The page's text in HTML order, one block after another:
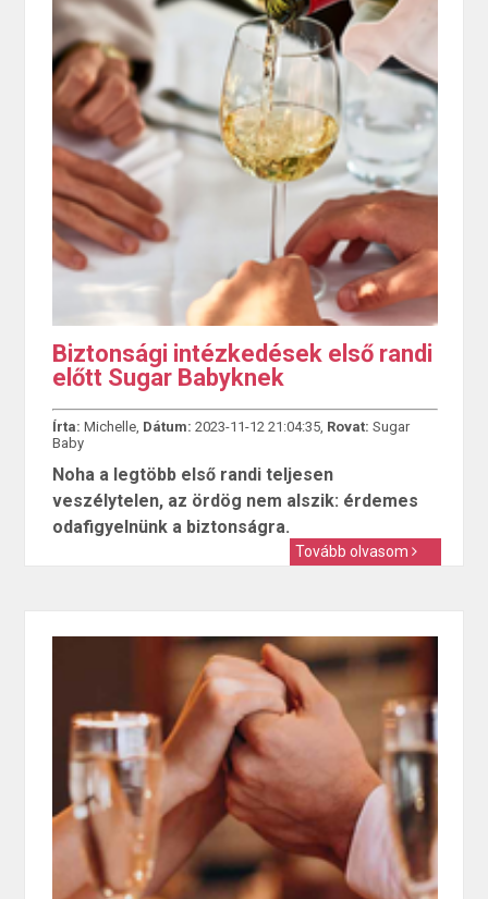
Biztonsági intézkedések első randi
előtt Sugar Babyknek
Írta: Michelle, Dátum: 2023-11-12 21:04:35, Rovat: Sugar
Baby
Noha a legtöbb első randi teljesen
veszélytelen, az ördög nem alszik: érdemes
odafigyelnünk a biztonságra.
Tovább olvasom